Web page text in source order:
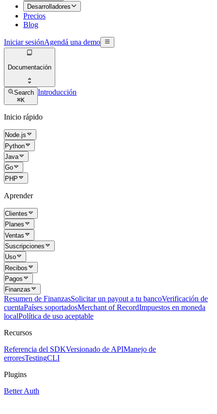
Desarrolladores
Precios
Blog
Iniciar sesiónAgendá una demo
Documentación
Search
⌘K
Introducción
Inicio rápido
Node.js
Python
Java
Go
PHP
Aprender
Clientes
Planes
Ventas
Suscripciones
Uso
Recibos
Pagos
Finanzas
Resumen de FinanzasSolicitar un payout a tu bancoVerificación de
cuentaPaíses soportadosMerchant of RecordImpuestos en moneda
localPolítica de uso aceptable
Recursos
Referencia del SDKVersionado de APIManejo de
erroresTestingCLI
Plugins
Better Auth